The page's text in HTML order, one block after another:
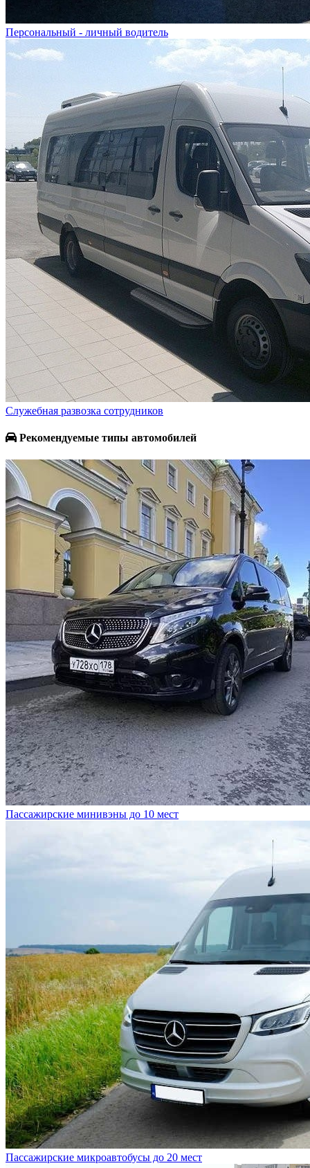
Персональный - личный водитель
Служебная развозка сотрудников
Рекомендуемые типы автомобилей
Пассажирские минивэны до 10 мест
Пассажирские микроавтобусы до 20 мест